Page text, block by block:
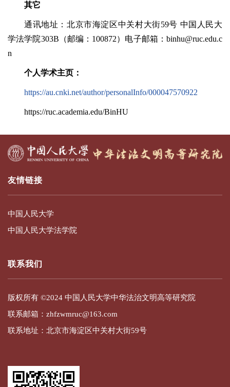
其它
通讯地址：北京市海淀区中关村大街59号 中国人民大
学法学院303B（邮编：100872）电子邮箱：binhu@ruc.edu.c
n
个人学术主页：
https://au.cnki.net/author/personalInfo/000047570922
https://ruc.academia.edu/BinHU
友情链接
中国人民大学
中国人民大学法学院
联系我们
版权所有 ©2024 中国人民大学中华法治文明高等研究院
联系邮箱：zhfzwmruc@163.com
联系地址：北京市海淀区中关村大街59号